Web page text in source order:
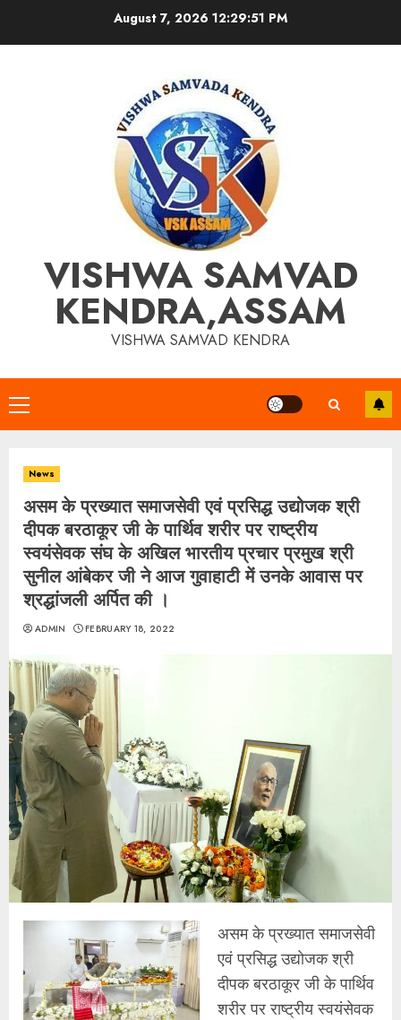
August 7, 2026 12:29:52 PM
VISHWA SAMVAD
KENDRA,ASSAM
VISHWA SAMVAD KENDRA
Primary
Menu
News
असम के प्रख्यात समाजसेवी एवं प्रसिद्ध उद्योजक श्री
दीपक बरठाकूर जी के पार्थिव शरीर पर राष्ट्रीय
स्वयंसेवक संघ के अखिल भारतीय प्रचार प्रमुख श्री
सुनील आंबेकर जी ने आज गुवाहाटी में उनके आवास पर
श्रद्धांजली अर्पित की ।
ADMIN FEBRUARY 18, 2022
असम के प्रख्यात समाजसेवी
एवं प्रसिद्ध उद्योजक श्री
दीपक बरठाकूर जी के पार्थिव
शरीर पर राष्ट्रीय स्वयंसेवक